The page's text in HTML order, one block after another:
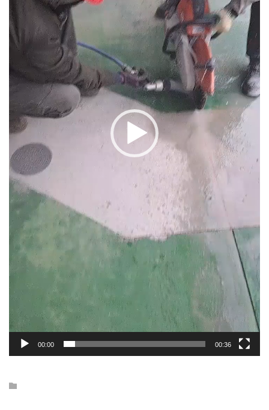
00:00 00:36